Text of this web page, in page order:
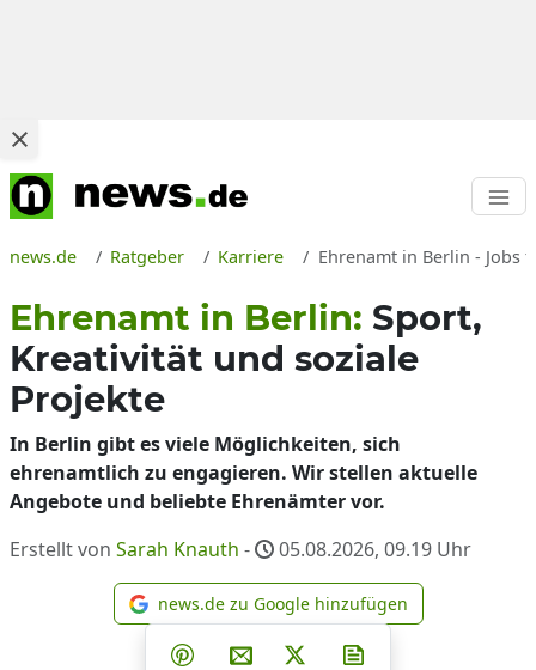
news.de Ratgeber Karriere Ehrenamt in Berlin - Jobs
Ehrenamt in Berlin: Sport,
Kreativität und soziale
Projekte
In Berlin gibt es viele Möglichkeiten, sich
ehrenamtlich zu engagieren. Wir stellen aktuelle
Angebote und beliebte Ehrenämter vor.
Erstellt von Sarah Knauth - 05.08.2026, 09.19 Uhr
news.de zu Google
news.de zu Google hinzufügen
Teilen auf Facebook
Teilen auf Whatsapp
Teilen auf Telegram
Teilen auf Pinterest
Per E-Mail teilen
Post auf X